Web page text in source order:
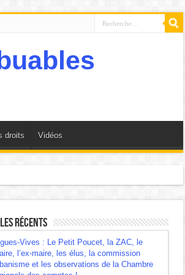
droits Vidéos
régionale des comptes !
récents
Vives : Le Petit Poucet, la ZAC, le
l’ex-maire, les élus, la commission
et les observations de la Chambre